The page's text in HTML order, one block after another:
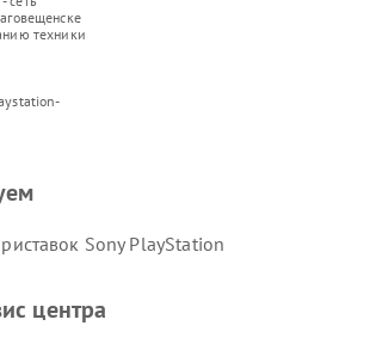
техники
Sony PlayStation
центра